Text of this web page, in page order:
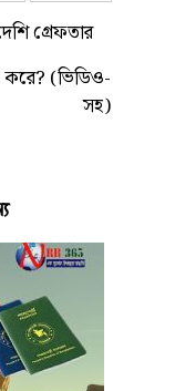
গ্রেফতার
করে? (ভিডিও-
সহ)